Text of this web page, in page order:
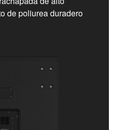
de poliurea duradero